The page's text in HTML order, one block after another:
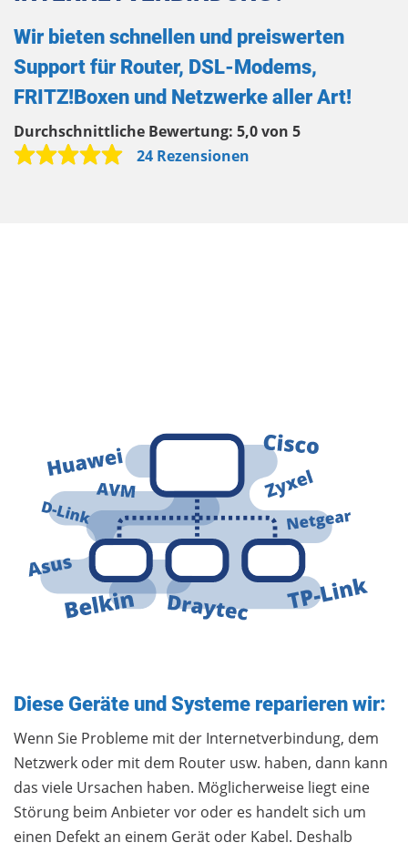
Wir bieten schnellen und preiswerten
Support für Router, DSL-Modems,
FRITZ!Boxen und Netzwerke aller Art!
Durchschnittliche Bewertung: 5,0 von 5
24 Rezensionen
Diese Geräte und Systeme reparieren wir:
Wenn Sie Probleme mit der Internetverbindung, dem
Netzwerk oder mit dem Router usw. haben, dann kann
das viele Ursachen haben. Möglicherweise liegt eine
Störung beim Anbieter vor oder es handelt sich um
einen Defekt an einem Gerät oder Kabel. Deshalb